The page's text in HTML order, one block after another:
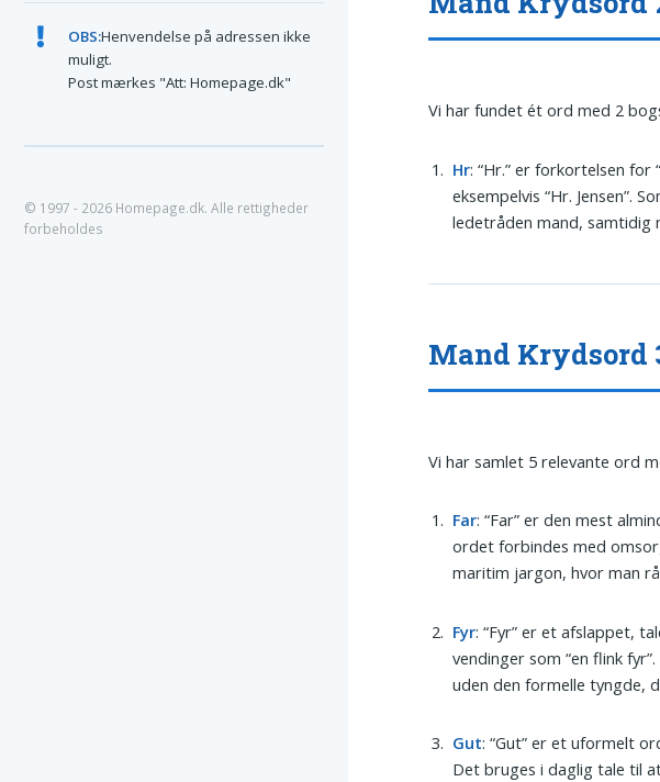
Vi har fundet ét ord med 2
Hr: “Hr.” er forkortelsen
eksempelvis “Hr. Jensen”.
ledetråden mand,
Mand Krydsord
Vi har samlet 5 relevante ord
Far: “Far” er den mest
ordet forbindes med
maritim jargon, hvor man
Fyr: “Fyr” er et afslappet,
vendinger som “en flink
uden den formelle tyngde,
Gut: “Gut” er et uformelt
Det bruges i daglig tale til
OBS:Henvendelse på adressen ikke
muligt.
Post mærkes "Att: Homepage.dk"
© 1997 - 2026 Homepage.dk. Alle rettigheder
forbeholdes